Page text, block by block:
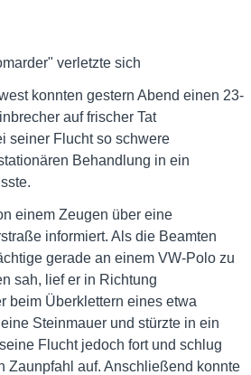
verletzte sich
konnten gestern Abend einen 23-
auf frischer Tat
seiner Flucht so schwere
Behandlung in ein
einem Zeugen über eine
informiert. Als die Beamten
gerade an einem VW-Polo zu
sah, lief er in Richtung
beim Überklettern eines etwa
Steinmauer und stürzte in ein
Flucht jedoch fort und schlug
Zaunpfahl auf. Anschließend konnte